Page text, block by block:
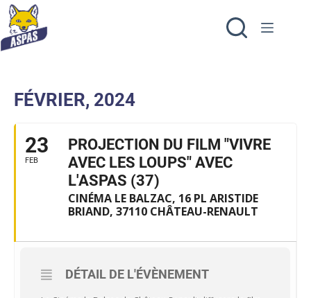
FÉVRIER, 2024
23
FEB
PROJECTION DU FILM "VIVRE
AVEC LES LOUPS" AVEC
L'ASPAS (37)
CINÉMA LE BALZAC, 16 PL ARISTIDE
BRIAND, 37110 CHÂTEAU-RENAULT
DÉTAIL DE L'ÉVÈNEMENT